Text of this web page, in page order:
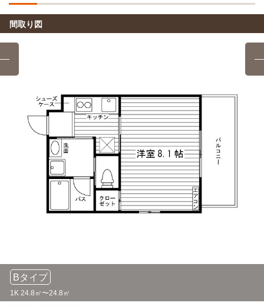
日本栄養大学(坂戸キャンパス)
16分
東京国際大学(第１キャンパス)
上福岡駅→（東武東上線準急7分）→川越市（3分）→（東武
東上線急行3分）→霞ヶ関
東洋大学(朝霞キャンパス) 電車
13分
上福岡駅→（東武東上線準急13分）→朝霞台駅
東京国際大学(第２キャンパス)
16分
上福岡→（東武東上線準急7分）→川越市（3分）→（東武東
上線急行6分）→鶴ヶ島
国立障害者リハビリテーションセンター学院
上福岡→（東武東上線準急14分）→川越市→（徒歩8分）→
上福岡→（東武東上線準急14分）→川越市→（徒歩8分）→
本川越（5分）→（西武新宿線急行17分）→新所沢
国立看護大学校
39分
上福岡→（東武東上線急行14分）→朝霞台・北朝霞（5分）
→（JR武蔵野線11分）→新秋津→秋津（徒歩7分）→（西武
池袋線2分）→清瀬
間取り図
Bタイプ
1K 24.8㎡〜24.8㎡